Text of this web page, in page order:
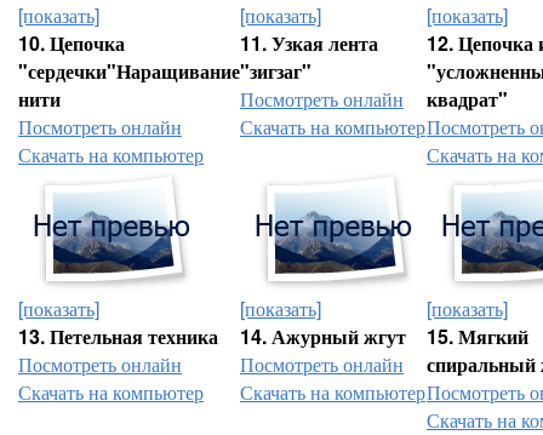
[показать]
10. Цепочка
"сердечки"Наращивание
нити
Посмотреть онлайн
Скачать на компьютер
[показать]
11. Узкая лента
"зигзаг"
Посмотреть онлайн
Скачать на компьютер
[показать]
12. Цепочка
квадрат"
Посмотреть
Скачать на
[показать]
13. Петельная техника
Посмотреть онлайн
Скачать на компьютер
[показать]
14. Ажурный жгут
Посмотреть онлайн
Скачать на компьютер
[показать]
15. Мягкий
спиральный
Посмотреть
Скачать на